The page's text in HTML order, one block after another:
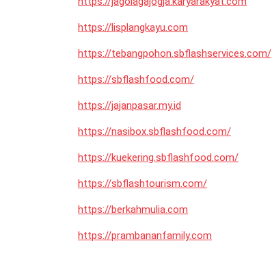
https://lisplangkayu.com
https://tebangpohon.sbflashservices.com/
https://sbflashfood.com/
https://jajanpasar.my.id
https://nasibox.sbflashfood.com/
https://kuekering.sbflashfood.com/
https://sbflashtourism.com/
https://berkahmulia.com
https://prambananfamily.com